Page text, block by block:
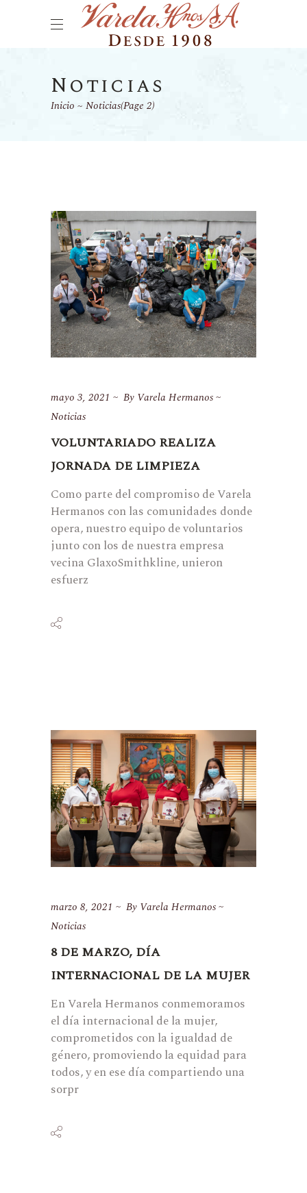
Noticias
Inicio Noticias(Page 2)
mayo 3, 2021 By Varela Hermanos
Noticias
VOLUNTARIADO REALIZA
JORNADA DE LIMPIEZA
Como parte del compromiso de Varela
Hermanos con las comunidades donde
opera, nuestro equipo de voluntarios
junto con los de nuestra empresa
vecina GlaxoSmithkline, unieron
esfuerz
marzo 8, 2021 By Varela Hermanos
Noticias
8 DE MARZO, DÍA
INTERNACIONAL DE LA MUJER
En Varela Hermanos conmemoramos
el día internacional de la mujer,
comprometidos con la igualdad de
género, promoviendo la equidad para
todos, y en ese día compartiendo una
sorpr